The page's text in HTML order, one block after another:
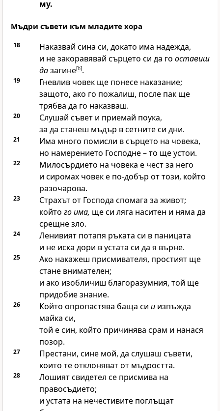
му.
Мъдри съвети към младите хора
18
Наказвай сина си, докато има надежда,
и не закоравявай сърцето си да го оставиш
дазагине[b].
19
Гневлив човек ще понесе наказание;
защото, ако го пожалиш, после пак ще
трябва да го наказваш.
20
Слушай съвет и приемай поука,
за да станеш мъдър в сетните си дни.
21
Има много помисли в сърцето на човека,
но намерението Господне– то ще устои.
22
Милосърдието на човека е чест за него
и сиромах човек е по-добър от този, който
разочарова.
23 Страхът от Господа спомага за живот;
който го има, ще си ляга наситен и няма да
срещне зло.
24
Ленивият потапя ръката си в паницата
и не иска дори в устата си да я върне.
25
Ако накажеш присмивателя, простият ще
стане внимателен;
и ако изобличиш благоразумния, той ще
придобие знание.
26 Който опропастява баща си иизпъжда
майка си,
той е син, който причинява срам и нанася
позор.
27
Престани, сине мой, да слушаш съвети,
които те отклоняват от мъдростта.
28
Лошият свидетел се присмива на
правосъдието;
и устата на нечестивите поглъщат